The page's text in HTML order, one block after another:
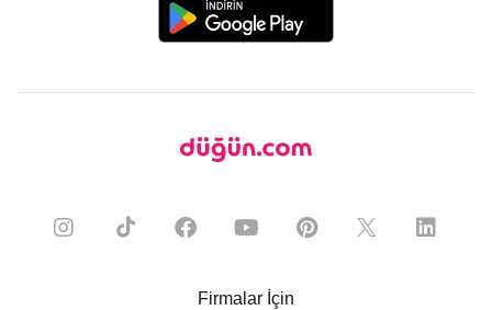
Firmalar İçin